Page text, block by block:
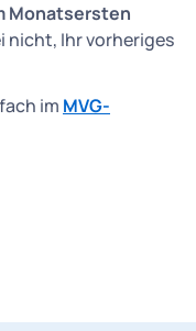
Monatsersten
nicht, Ihr vorheriges
im MVG-